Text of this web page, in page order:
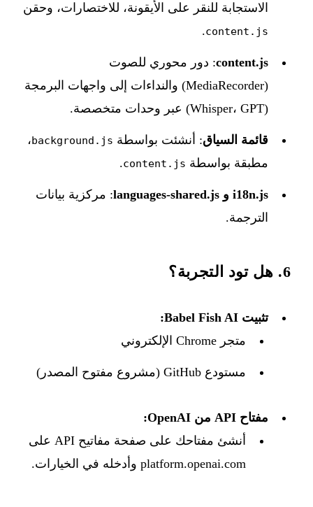
الاستجابة للنقر على الأيقونة، للاختصارات، وحقن
content.js
.
content.js: دور محوري للصوت
(MediaRecorder) والنداءات إلى واجهات البرمجة
(Whisper، GPT) عبر وحدات متخصصة.
قائمة السياق: أنشئت بواسطة background.js،
مطبقة بواسطة content.js
.
i18n.js و languages-shared.js
: مركزية بيانات
الترجمة.
6. هل تود التجربة؟
تثبيت Babel Fish AI:
متجر Chrome الإلكتروني
مستودع GitHub (مشروع مفتوح المصدر)
مفتاح API من OpenAI:
أنشئ مفتاحك على
صفحة مفاتيح API على
platform.openai.com وأدخله في الخيارات.